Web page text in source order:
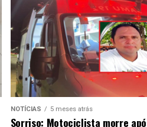
NOTÍCIAS 5 meses atrás
Sorriso: Motociclista morre